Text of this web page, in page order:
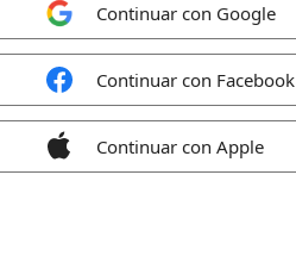
Continuar con Google
Continuar con Facebook
Continuar con Apple